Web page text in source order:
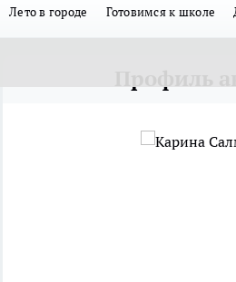
Лето в городе Готовимся к школе
Профиль